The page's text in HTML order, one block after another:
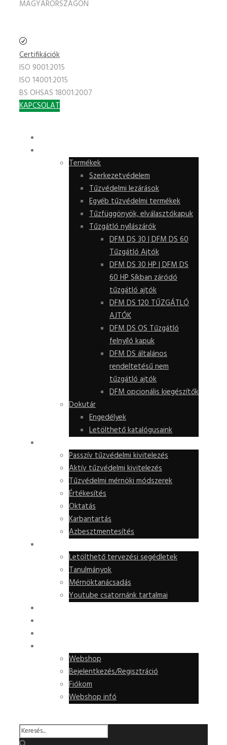
MAGYARORSZÁGON
Certifikációk
ISO 9001:2015
ISO 14001:2015
BS OHSAS 18001:2007
KAPCSOLAT
Termékek
Szerkezetvédelem
Tűzvédelmi lezárások
Egyéb tűzvédelmi termékek
Tűzfüggönyök, elválasztókapuk
Tűzgátló nyílászárók
DFM DS 30 | DFM DS 60
Tűzgátló Ajtók
DFM DS 30 HP | DFM DS
60 HP Síkban záródó
tűzgátló ajtók
DFM DS 120 TŰZGÁTLÓ
AJTÓK
DFM DS OS Tűzgátló
felnyíló kapuk
DFM DS általános
rendeltetésű nem
tűzgátló ajtók
DFM opcionális kiegészítők
Dokutár
Engedélyek
Letölthető katalógusaink
Passzív tűzvédelmi kivitelezés
Aktív tűzvédelmi kivitelezés
Tűzvédelmi mérnöki módszerek
Értékesítés
Oktatás
Karbantartás
Azbesztmentesítés
Letölthető tervezési segédletek
Tanulmányok
Mérnöktanácsadás
Youtube csatornánk tartalmai
Webshop
Bejelentkezés/Regisztráció
Fiókom
Webshop infó